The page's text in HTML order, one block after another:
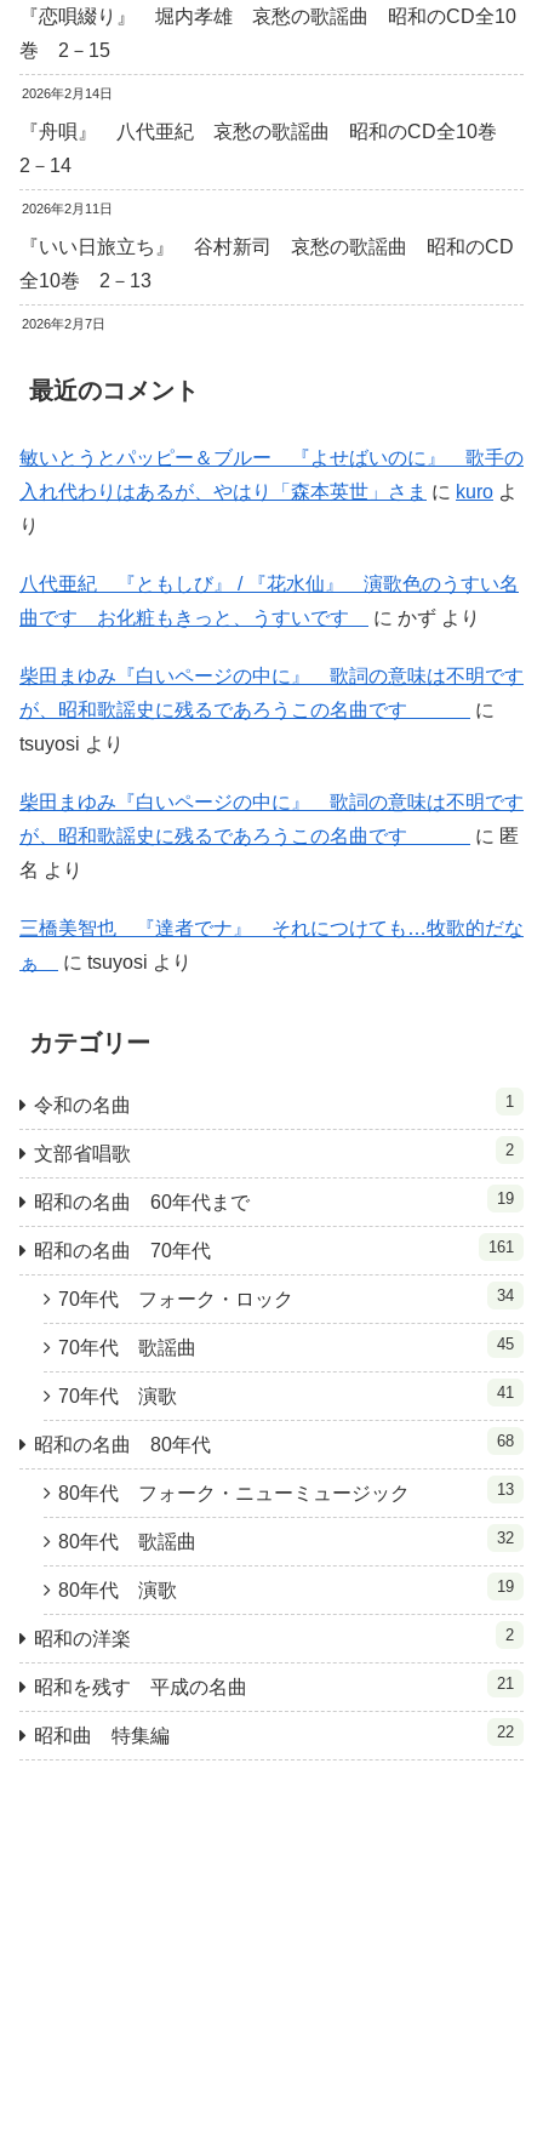
『恋唄綴り』 堀内孝雄 哀愁の歌謡曲 昭和のCD全10
巻 2－15
2026年2月14日
『舟唄』 八代亜紀 哀愁の歌謡曲 昭和のCD全10巻
2－14
2026年2月11日
『いい日旅立ち』 谷村新司 哀愁の歌謡曲 昭和のCD
全10巻 2－13
2026年2月7日
最近のコメント
敏いとうとパッピー＆ブルー 『よせばいのに』 歌手の
入れ代わりはあるが、やはり「森本英世」さま に kuro よ
り
八代亜紀 『ともしび』 / 『花水仙』 演歌色のうすい名
曲です お化粧もきっと、うすいです
に かず より
柴田まゆみ『白いページの中に』 歌詞の意味は不明です
が、昭和歌謡史に残るであろうこの名曲です
に
tsuyosi より
柴田まゆみ『白いページの中に』 歌詞の意味は不明です
が、昭和歌謡史に残るであろうこの名曲です
に 匿
名 より
三橋美智也 『達者でナ』 それにつけても…牧歌的だな
ぁ
に tsuyosi より
カテゴリー
令和の名曲 1
文部省唱歌 2
昭和の名曲 60年代まで 19
昭和の名曲 70年代 161
70年代 フォーク・ロック 34
70年代 歌謡曲 45
70年代 演歌 41
昭和の名曲 80年代 68
80年代 フォーク・ニューミュージック 13
80年代 歌謡曲 32
80年代 演歌 19
昭和の洋楽 2
昭和を残す 平成の名曲 21
昭和曲 特集編 22